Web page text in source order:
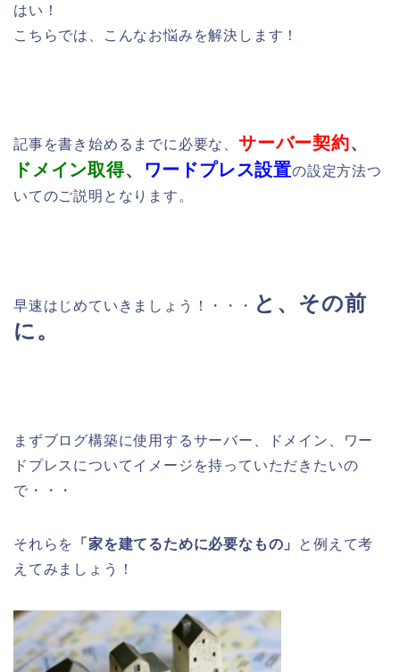
はい！
こちらでは、こんなお悩みを解決します！
記事を書き始めるまでに必要な、 サーバー契約、
ドメイン取得、 ワードプレス設置の設定方法つ
いてのご説明となります。
早速はじめていきましょう！ ・・・
と、その前
に。
まずブログ構築に使用するサーバー、ドメイン、ワー
ドプレスについてイメージを持っていただきたいの
で・・・
それらを 「家を建てるために必要なもの」
と例えて考
えてみましょう！